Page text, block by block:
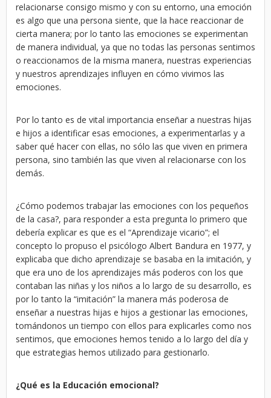
relacionarse consigo mismo y con su entorno, una emoción
es algo que una persona siente, que la hace reaccionar de
cierta manera; por lo tanto las emociones se experimentan
de manera individual, ya que no todas las personas sentimos
o reaccionamos de la misma manera, nuestras experiencias
y nuestros aprendizajes influyen en cómo vivimos las
emociones.
Por lo tanto es de vital importancia enseñar a nuestras hijas
e hijos a identificar esas emociones, a experimentarlas y a
saber qué hacer con ellas, no sólo las que viven en primera
persona, sino también las que viven al relacionarse con los
demás.
¿Cómo podemos trabajar las emociones con los pequeños
de la casa?, para responder a esta pregunta lo primero que
debería explicar es que es el “Aprendizaje vicario”; el
concepto lo propuso el psicólogo Albert Bandura en 1977, y
explicaba que dicho aprendizaje se basaba en la imitación, y
que era uno de los aprendizajes más poderos con los que
contaban las niñas y los niños a lo largo de su desarrollo, es
por lo tanto la “imitación” la manera más poderosa de
enseñar a nuestras hijas e hijos a gestionar las emociones,
tomándonos un tiempo con ellos para explicarles como nos
sentimos, que emociones hemos tenido a lo largo del día y
que estrategias hemos utilizado para gestionarlo.
¿Qué es la Educación emocional?